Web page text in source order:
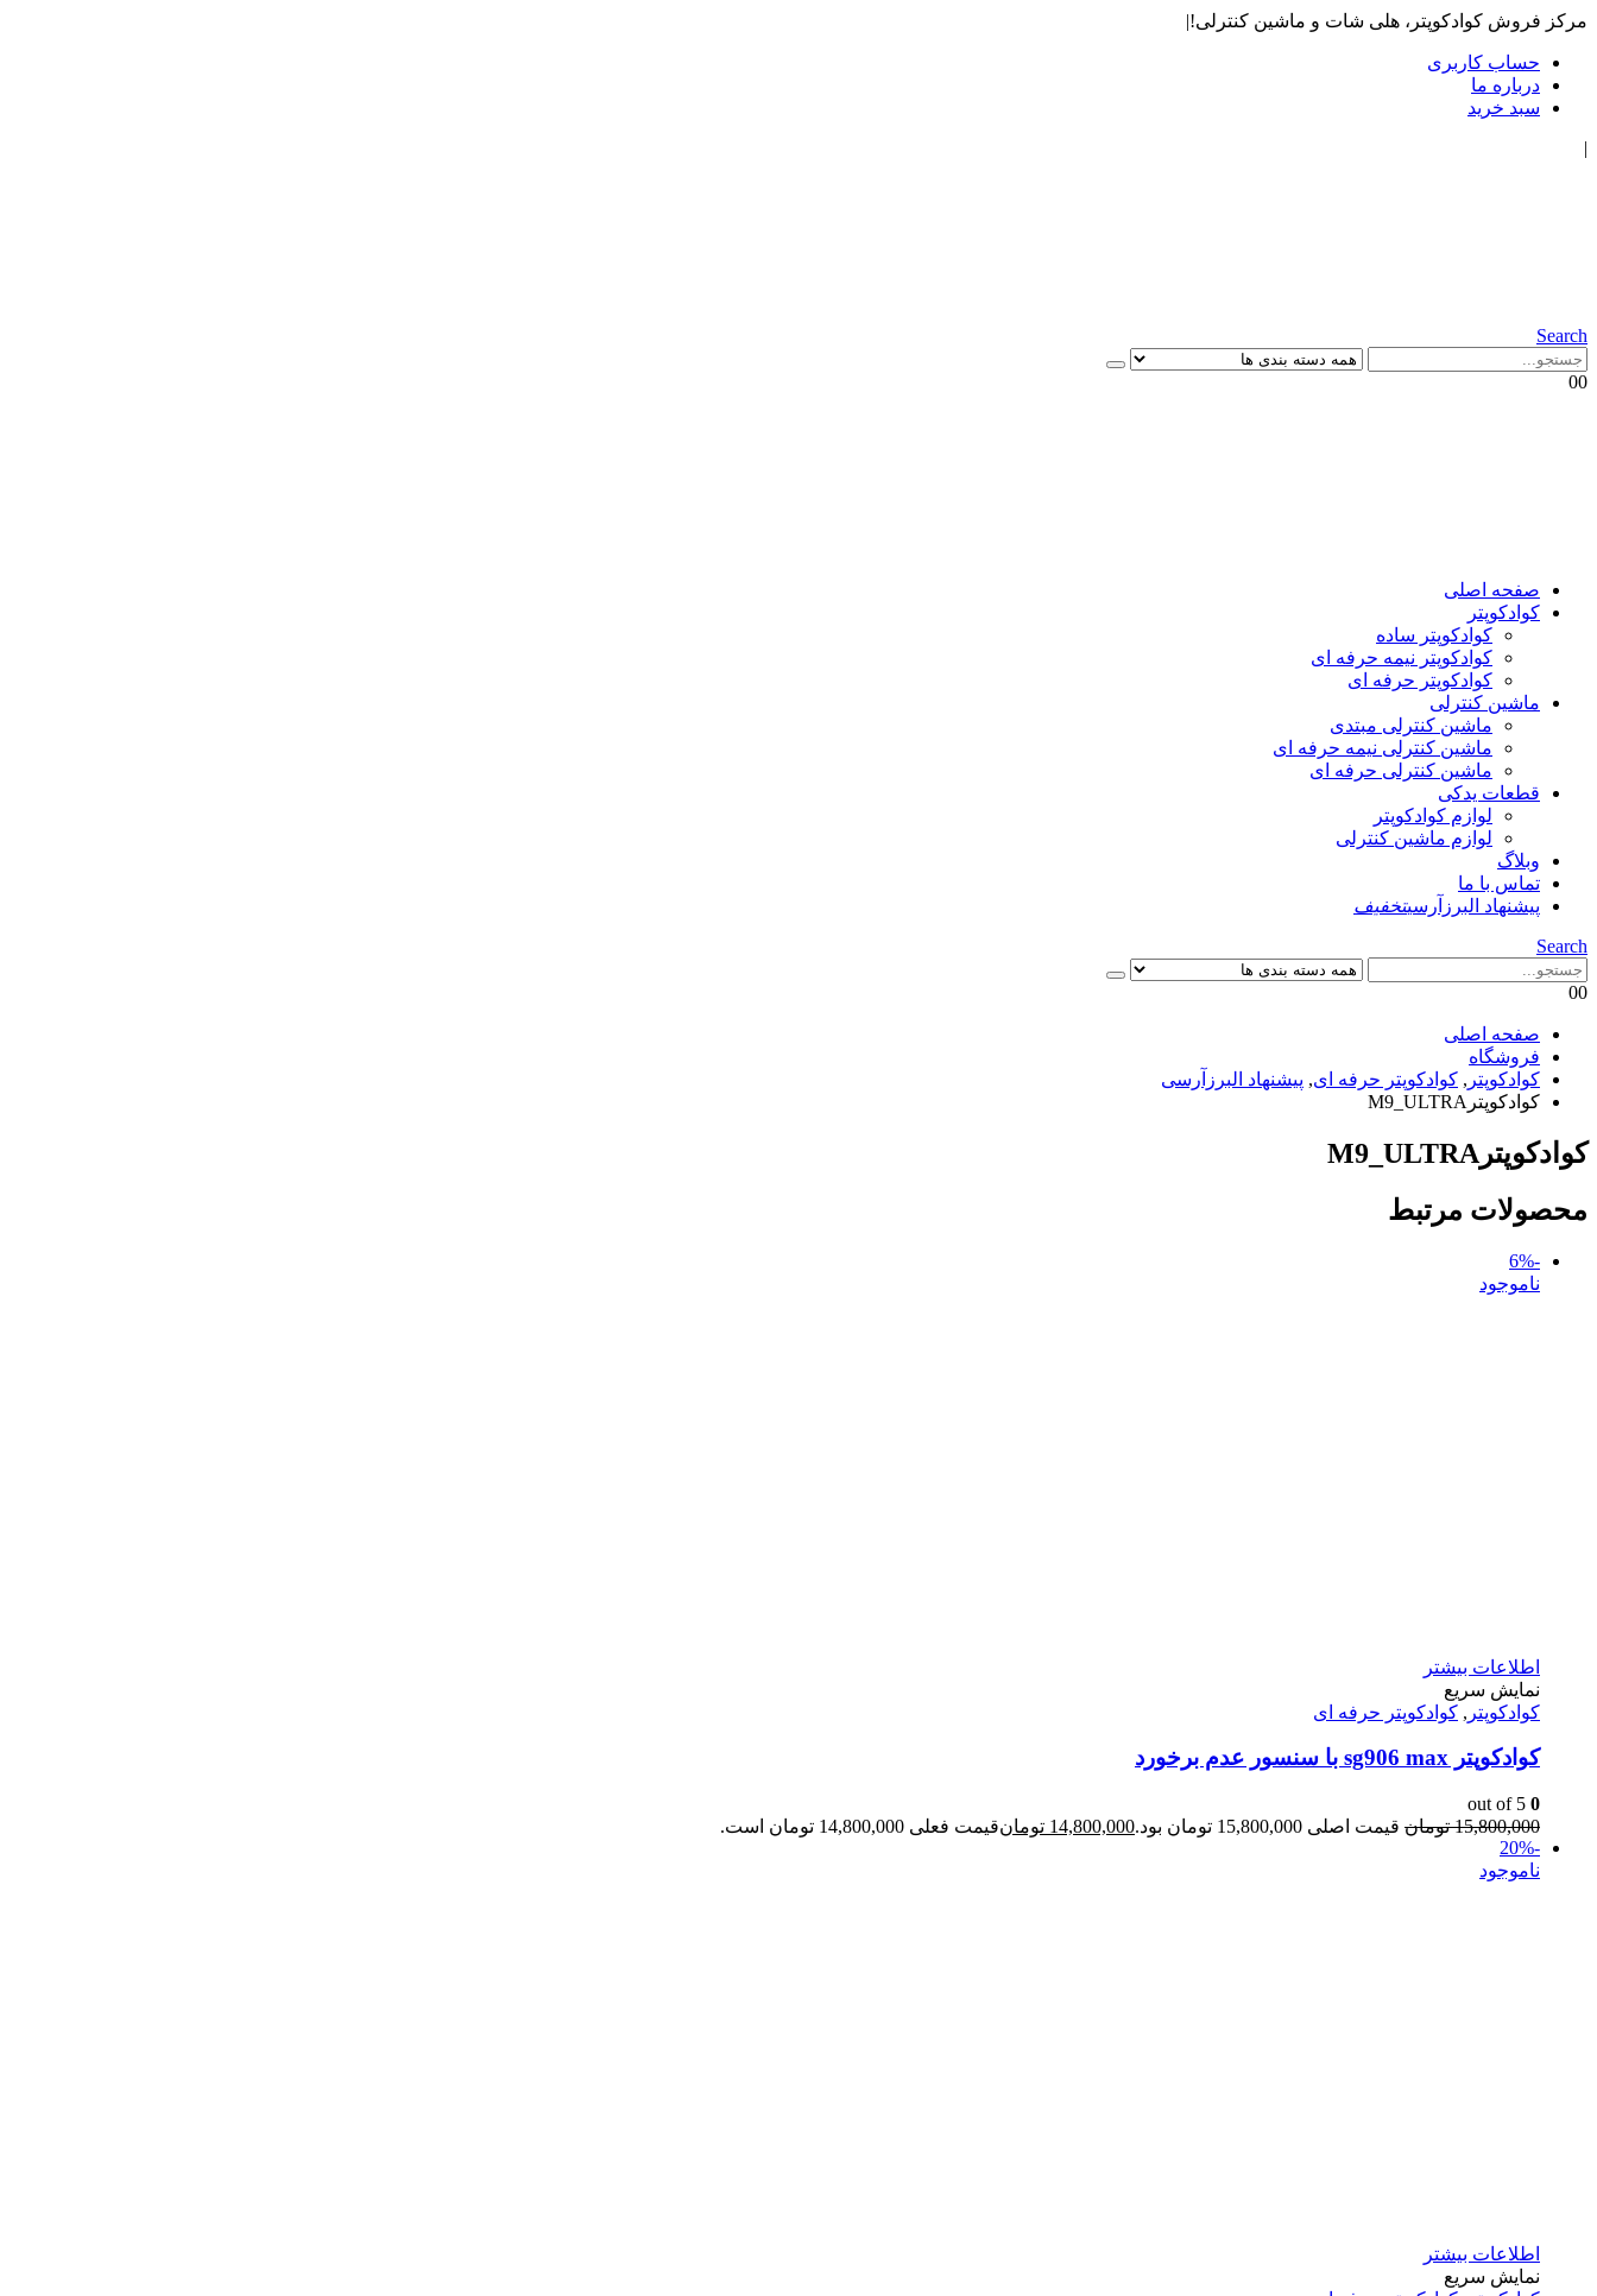
مرکز فروش کوادکوپتر، هلی شات و ماشین کنترلی!|
حساب کاربری
درباره ما
سبد خرید
|
Search
00
صفحه اصلی
کوادکوپتر
کوادکوپتر ساده
کوادکوپتر نیمه حرفه ای
کوادکوپتر حرفه ای
ماشین کنترلی
ماشین کنترلی مبتدی
ماشین کنترلی نیمه حرفه ای
ماشین کنترلی حرفه ای
قطعات یدکی
لوازم کوادکوپتر
لوازم ماشین کنترلی
وبلاگ
تماس با ما
پیشنهاد البرزآرسیتخفیف
Search
00
صفحه اصلی
فروشگاه
کوادکوپتر , کوادکوپتر حرفه ای, پیشنهاد البرزآرسی
کوادکوپترM9_ULTRA
کوادکوپترM9_ULTRA
محصولات مرتبط
-6%
ناموجود
اطلاعات بیشتر
نمایش سریع
کوادکوپتر , کوادکوپتر حرفه ای
کوادکوپتر sg906 max با سنسور عدم برخورد
0
15,800,000 تومان قیمت اصلی 15,800,000 تومان بود. 14,800,000 تومانقیمت فعلی 14,800,000 تومان است.
-20%
ناموجود
اطلاعات بیشتر
نمایش سریع